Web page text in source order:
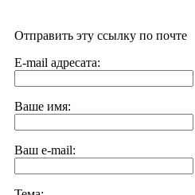
Отправить эту ссылку по почте
E-mail адресата:
Ваше имя:
Ваш e-mail: